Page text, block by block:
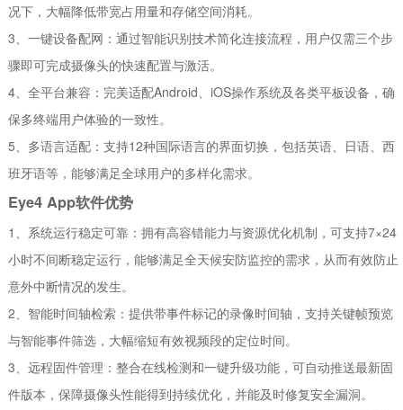
况下，大幅降低带宽占用量和存储空间消耗。
3、一键设备配网：通过智能识别技术简化连接流程，用户仅需三个步
骤即可完成摄像头的快速配置与激活。
4、全平台兼容：完美适配Android、iOS操作系统及各类平板设备，确
保多终端用户体验的一致性。
5、多语言适配：支持12种国际语言的界面切换，包括英语、日语、西
班牙语等，能够满足全球用户的多样化需求。
Eye4 App软件优势
1、系统运行稳定可靠：拥有高容错能力与资源优化机制，可支持7×24
小时不间断稳定运行，能够满足全天候安防监控的需求，从而有效防止
意外中断情况的发生。
2、智能时间轴检索：提供带事件标记的录像时间轴，支持关键帧预览
与智能事件筛选，大幅缩短有效视频段的定位时间。
3、远程固件管理：整合在线检测和一键升级功能，可自动推送最新固
件版本，保障摄像头性能得到持续优化，并能及时修复安全漏洞。